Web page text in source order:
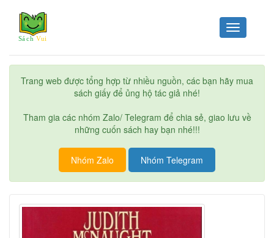
Toggle
navigation
Trang web được tổng hợp từ nhiều nguồn, các bạn hãy mua
sách giấy để ủng hộ tác giả nhé!
Tham gia các nhóm Zalo/ Telegram để chia sẻ, giao lưu về
những cuốn sách hay bạn nhé!!!
Nhóm Zalo Nhóm Telegram